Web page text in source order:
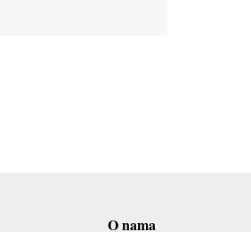
O nama